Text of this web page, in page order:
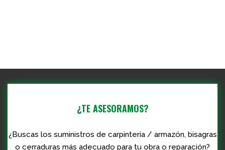
¿TE ASESORAMOS?
¿Buscas los suministros de carpintería / armazón, bisagras
o cerraduras más adecuado para tu obra o reparación?